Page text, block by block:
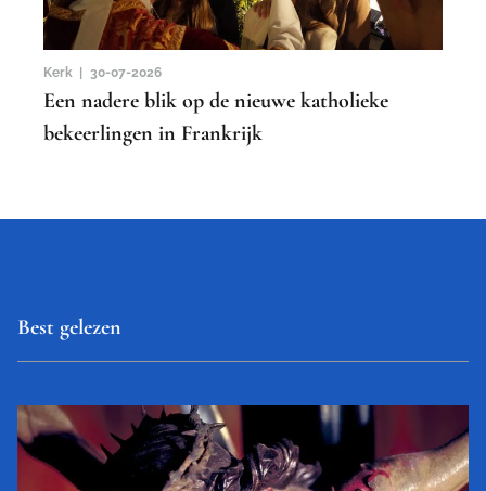
Kerk | 30-07-2026
Een nadere blik op de nieuwe katholieke
bekeerlingen in Frankrijk
Best gelezen